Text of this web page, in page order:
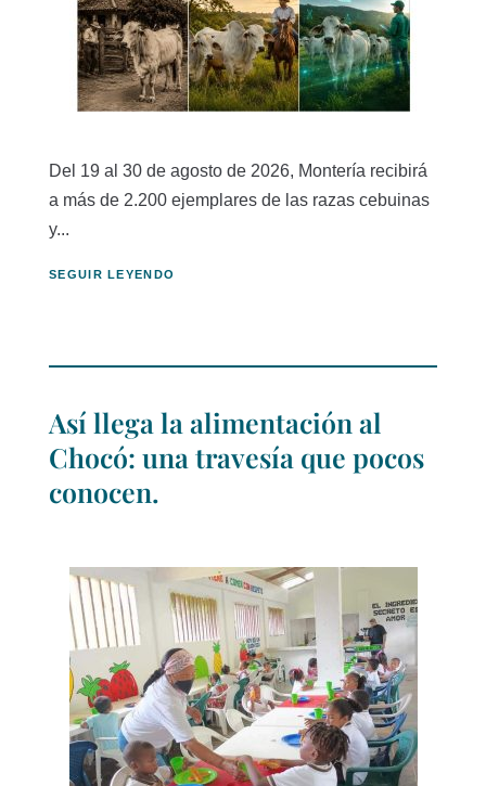
Del 19 al 30 de agosto de 2026, Montería recibirá
a más de 2.200 ejemplares de las razas cebuinas
y...
SEGUIR LEYENDO
Así llega la alimentación al
Chocó: una travesía que pocos
conocen.